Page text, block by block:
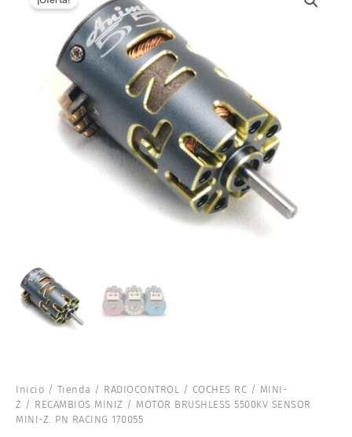
Inicio / Tienda / RADIOCONTROL / COCHES RC / MINI-
Z / RECAMBIOS MINIZ / MOTOR BRUSHLESS 5500KV SENSOR
MINI-Z. PN RACING 170055